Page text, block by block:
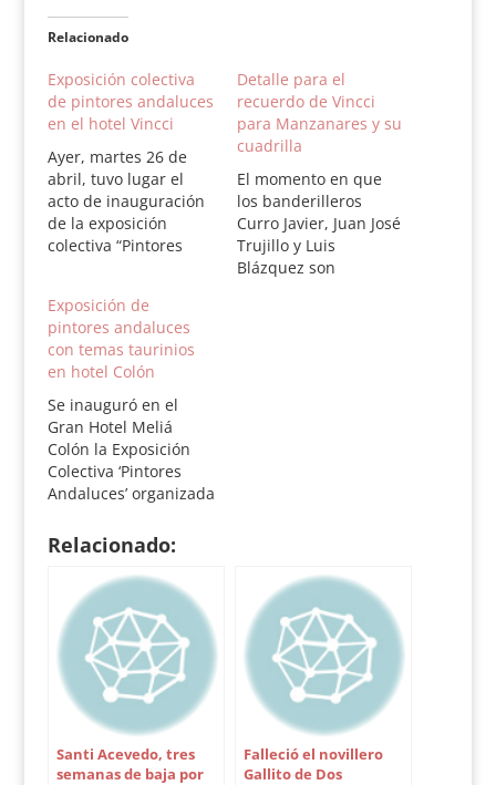
Relacionado
Exposición colectiva
de pintores andaluces
en el hotel Vincci
Ayer, martes 26 de
abril, tuvo lugar el
acto de inauguración
de la exposición
colectiva “Pintores
por Antonio Donaire
que representa un
homenaje a la cultura
sevillana, al mundo
del toro y a la Feria de
Abril. Esta muestra se
encuentra ubicada en
el Hotel Vincci…
Detalle para el
recuerdo de Vincci
para Manzanares y su
cuadrilla
El momento en que
los banderilleros
Curro Javier, Juan José
Trujillo y Luis
Blázquez son
Exposición de
pintores andaluces
con temas taurinios
en hotel Colón
Se inauguró en el
Gran Hotel Meliá
Colón la Exposición
Colectiva ‘Pintores
Andaluces’ organizada
La muestra ha
reunido por segundo
año consecutivo a
más de medio
centenar de cuadros
de pintores andaluces
en los que se mezclan
cuadros de motivos
sevillanos con otros
de temas taurinos.
El…
Relacionado:
Santi Acevedo, tres
semanas de baja por
Falleció el novillero
Gallito de Dos